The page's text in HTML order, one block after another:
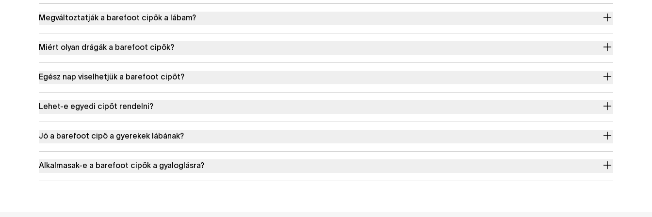
Megváltoztatják a barefoot cipők a lábam?
Miért olyan drágák a barefoot cipők?
Egész nap viselhetjük a barefoot cipőt?
Lehet-e egyedi cipőt rendelni?
Jó a barefoot cipő a gyerekek lábának?
Alkalmasak-e a barefoot cipők a gyaloglásra?